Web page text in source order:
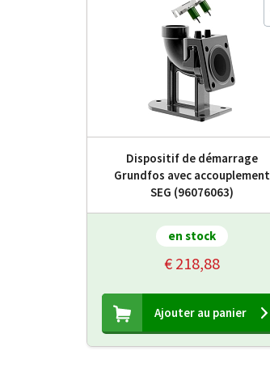
Dispositif de démarrage
Grundfos avec accouplement
SEG (96076063)
en stock
€ 218,88
Ajouter au panier